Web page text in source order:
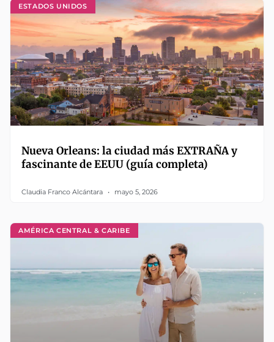
ESTADOS UNIDOS
Nueva Orleans: la ciudad más EXTRAÑA y
fascinante de EEUU (guía completa)
Claudia Franco Alcántara mayo 5, 2026
AMÉRICA CENTRAL & CARIBE